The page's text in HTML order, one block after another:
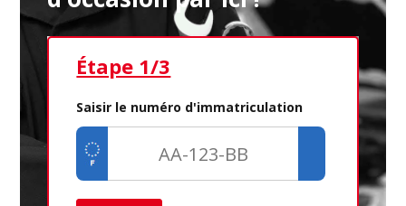
Étape 1/3
Saisir le numéro d'immatriculation